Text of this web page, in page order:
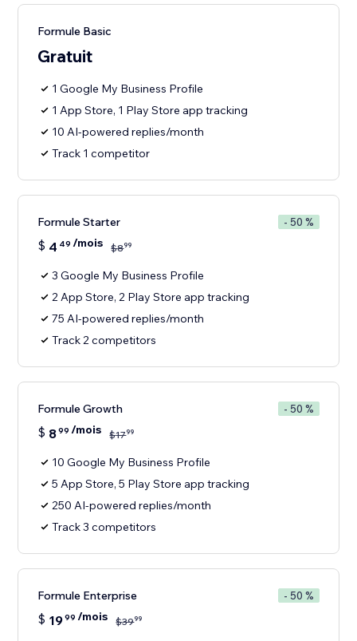
Formule Basic
Gratuit
1 Google My Business Profile
1 App Store, 1 Play Store app tracking
10 AI-powered replies/month
Track 1 competitor
Formule Starter - 50 %
$ 4 49 /mois $899
3 Google My Business Profile
2 App Store, 2 Play Store app tracking
75 AI-powered replies/month
Track 2 competitors
Formule Growth - 50 %
$ 899 /mois $1799
10 Google My Business Profile
5 App Store, 5 Play Store app tracking
250 AI-powered replies/month
Track 3 competitors
Formule Enterprise - 50 %
$ 1999 /mois $3999